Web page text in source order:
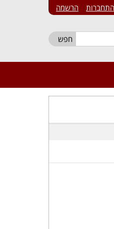
התחברות הרשמה